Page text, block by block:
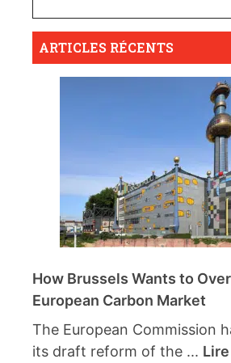
ARTICLES RÉCENTS
How Brussels Wants to
European Carbon Market
The European Commission
its draft reform of the ...